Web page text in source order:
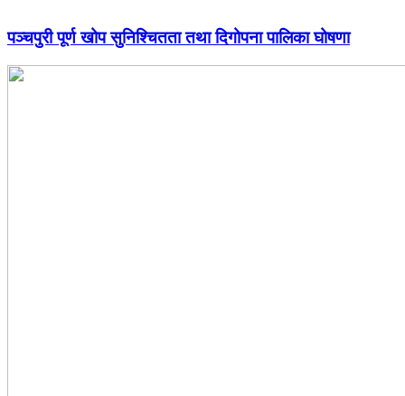
पञ्चपुरी पूर्ण खोप सुनिश्चितता तथा दिगोपना पालिका घोषणा